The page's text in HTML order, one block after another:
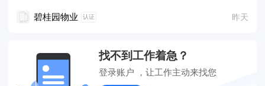
碧桂园物业 认证 昨天
找不到工作着急？
登录账户 ，让工作主动来找您